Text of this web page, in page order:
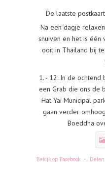
De laatste
Na een dagje
snuiven en het is één
ooit in Thailand bij
1. - 12. In de
een Grab die ons de
Hat Yai Municipal
gaan verder
Boeddha
Bekijk op Facebook · Delen